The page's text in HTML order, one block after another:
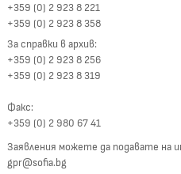
+359 (0) 2 923 8 221
+359 (0) 2 923 8 358
За справки в архив:
+359 (0) 2 923 8 256
+359 (0) 2 923 8 319
Факс:
+359 (0) 2 980 67 41
Заявления можете да подавате на
gpr@sofia.bg